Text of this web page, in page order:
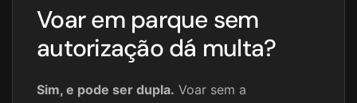
Voar em parque sem
autorização dá multa?
Sim, e pode ser dupla. Voar sem a